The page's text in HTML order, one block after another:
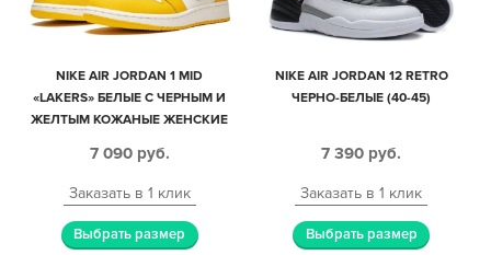
NIKE AIR JORDAN 1 MID
«LAKERS» БЕЛЫЕ С ЧЕРНЫМ И
ЖЕЛТЫМ КОЖАНЫЕ ЖЕНСКИЕ
7 090 руб.
Заказать в 1 клик
Выбрать размер
NIKE AIR JORDAN 12 RETRO
ЧЕРНО-БЕЛЫЕ (40-45)
7 390 руб.
Заказать в 1 клик
Выбрать размер